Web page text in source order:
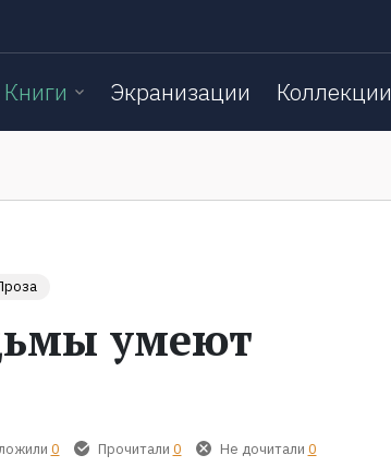
Книги Экранизации Коллекции
умеют
0 Прочитали 0 Не дочитали 0